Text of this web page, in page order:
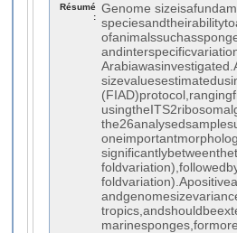
Résumé
:
Genome